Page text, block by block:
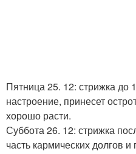
Пятница 25. 12: стрижка до
настроение, принесет
хорошо расти.
Суббота 26. 12: стрижка
часть кармических долгов